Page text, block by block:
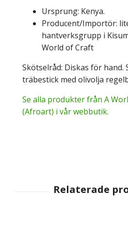
Ursprung: Kenya.
Producent/Importör:
hantverksgrupp i
World of Craft
Skötselråd: Diskas för hand.
träbestick med olivolja
Se alla produkter från A
(Afroart) i vår webbutik.